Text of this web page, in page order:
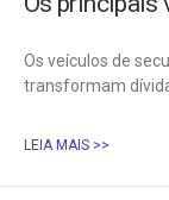
Os veículos de
transformam
LEIA MAIS >>